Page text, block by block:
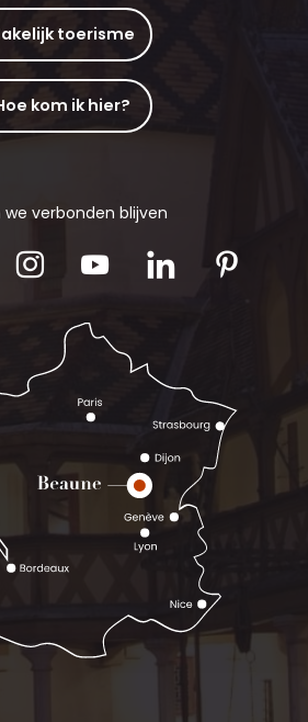
toerisme
kom ik hier?
we verbonden blijven